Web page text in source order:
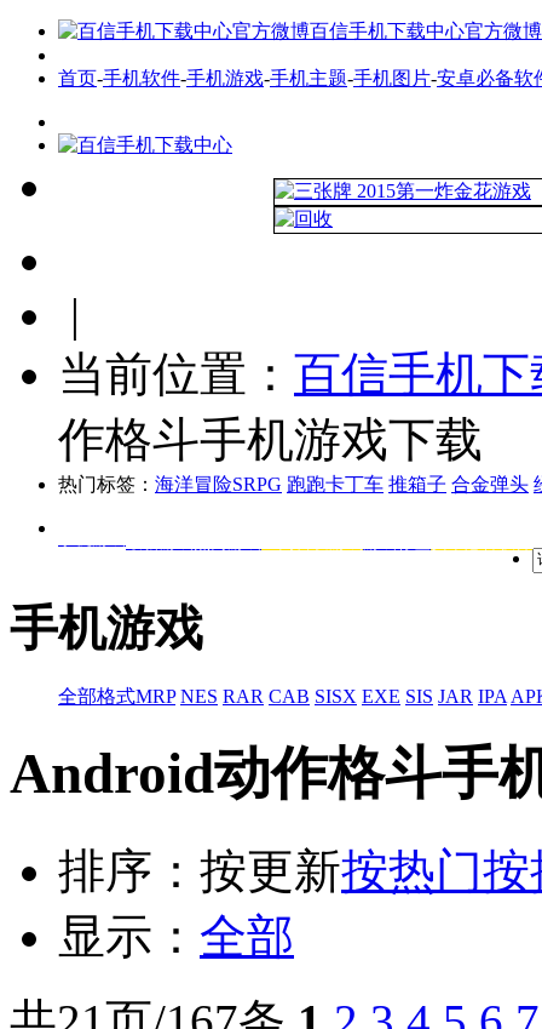
百信手机下载中心官方微博
首页-手机软件-手机游戏-手机主题-手机图片-安卓必备软
|
当前位置： 百信手机
作格斗手机游戏下载
热门标签： 海洋冒险SRPG 跑跑卡丁车 推箱子 合金弹头
手机游戏
全部格式MRP NES RAR CAB SISX EXE SIS JAR IPA
Android动作格斗手
排序： 按更新按热门按
显示： 全部